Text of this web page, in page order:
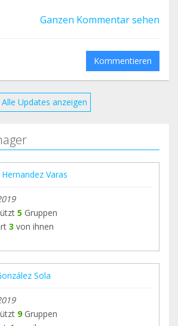
para Koko, el caballo al que
a traer porque su vida
de Pepín tenemos que
a todos los demás habitantes no
POR VUESTRA AYUDA, SIN
ESTO NO SERÍA POSIBLE.
Ganzen Kommentar sehen
Kommentieren
Alle Updates anzeigen
Varas
5 Gruppen
3 von ihnen
Sola
9Gruppen